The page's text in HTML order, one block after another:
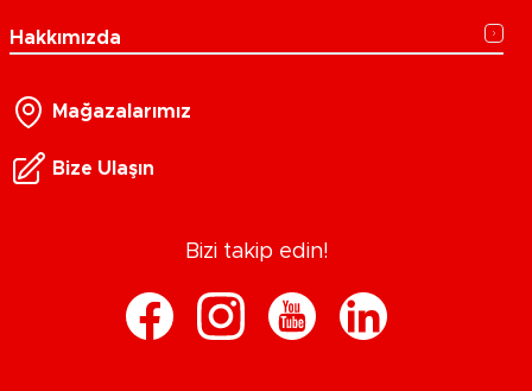
Hakkımızda
Mağazalarımız
Bize Ulaşın
Bizi takip edin!